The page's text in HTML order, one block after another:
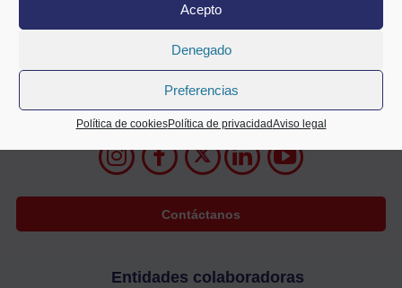
Acepto
Denegado
Preferencias
Política de cookiesPolítica de privacidadAviso legal
Alameda Mazarredo 69,
2º planta
48009 Bilbao
94 400 28 00
688 72 05 63 info@cecobi.es
Contáctanos
Entidades colaboradoras